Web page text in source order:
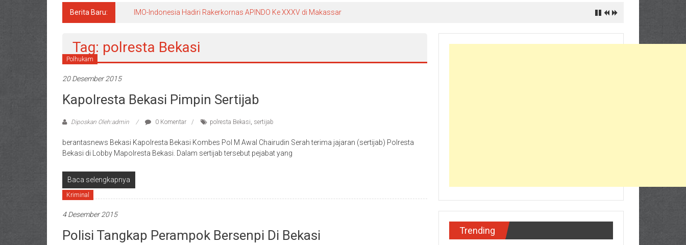
Berita Baru: IMO-Indonesia Hadiri Rakerkornas APINDO Ke XXXV di Makassar
Tag: polresta Bekasi
Polhukam
20 Desember 2015
Kapolresta Bekasi Pimpin Sertijab
Diposkan Oleh:admin 0 Komentar polresta Bekasi, sertijab
berantasnews Bekasi Kapolresta Bekasi Kombes Pol M Awal Chairudin Serah terima jajaran (sertijab) Polresta
Bekasi di Lobby Mapolresta Bekasi. Dalam sertijab tersebut pejabat yang
Baca selengkapnya
Kriminal
4 Desember 2015
Polisi Tangkap Perampok Bersenpi Di Bekasi Trending